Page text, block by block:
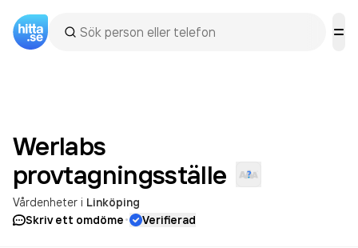
Werlabs
provtagningsställe
Vårdenheter i Linköping
Skriv ett omdöme· Verifierad